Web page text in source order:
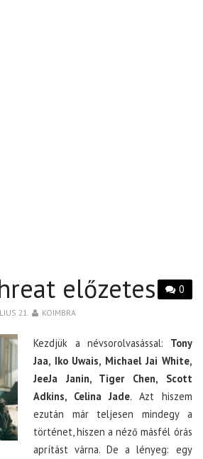
0
előzetes
21. KOIMBRA
Kezdjük a névsorolvasással: Tony
Jaa, Iko Uwais, Michael Jai White,
JeeJa Janin, Tiger Chen, Scott
Adkins, Celina Jade. Azt hiszem
ezután már teljesen mindegy a
történet, hiszen a néző másfél órás
aprítást várna. De a lényeg: egy